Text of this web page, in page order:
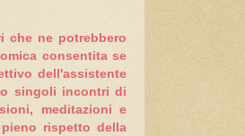
che ne potrebbero
consentita se
dell'assistente
singoli incontri di
meditazioni e
rispetto della